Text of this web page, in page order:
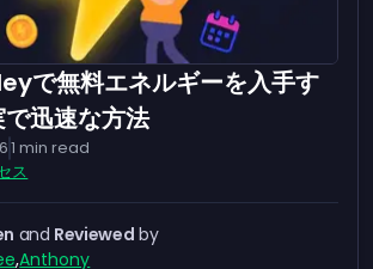
で無料エネルギーを入手す
迅速な方法
1 min read
ス
and Reviewed by
,Anthony